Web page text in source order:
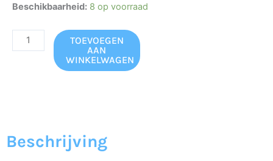
Beschikbaarheid: 8 op voorraad
Je
ooit
TOEVOEGEN
AAN
WINKELWAGEN
Beschrijving